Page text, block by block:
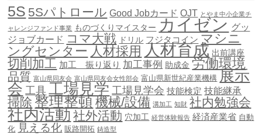
5S 5Sパトロール Good Jobカード OJT とやま中小企業チ
ャレンジファンド事業 ものづくりマイスター カイゼン グッ
ジョブカード コマ大戦 ドリル フジタコイン マシニ
ングセンター 人材採用 人材育成 出前講座
切削加工 加工 振り返り 加工事例 助成金 労働環境
品質 富山県同友会 富山県同友会女性部会 富山県新世紀産業機構 展示
会 工具 工場見学 工場見学会 技能検定 技能継承
掃除 整理整頓機械/設備 溝加工 知財 社内勉強会
社内活動社外活動 穴加工 経営体験報告 経済産業省 自動
化 見える化 販路開拓 鋳造型